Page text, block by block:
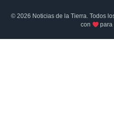
© 2026 Noticias de la Tierra. Todos
con
para